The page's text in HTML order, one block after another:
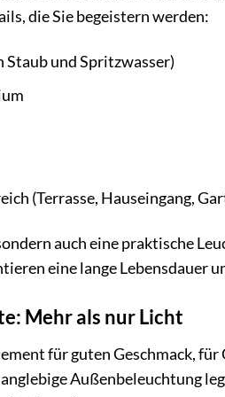
die Sie begeistern werden:
Staub und Spritzwasser)
(Terrasse, Hauseingang,
auch eine praktische
eine lange Lebensdauer
Mehr als nur Licht
für guten Geschmack,
Außenbeleuchtung